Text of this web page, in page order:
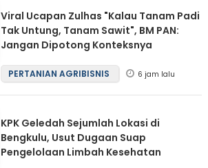
Viral Ucapan Zulhas "Kalau Tanam Padi
Tak Untung, Tanam Sawit", BM PAN:
Jangan Dipotong Konteksnya
PERTANIAN AGRIBISNIS 6 jam lalu
KPK Geledah Sejumlah Lokasi di
Bengkulu, Usut Dugaan Suap
Pengelolaan Limbah Kesehatan